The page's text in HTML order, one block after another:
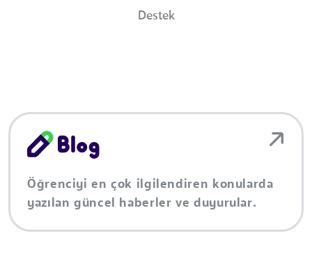
Destek
Öğrenciyi en çok ilgilendiren konularda
yazılan güncel haberler ve duyurular.